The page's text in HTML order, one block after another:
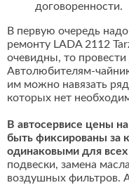
договоренности.
В первую очередь
ремонту LADA 2112
очевидны, то
Автолюбителям-
им можно навязать
которых нет
В автосервисе цены
быть фиксированы за
одинаковыми для всех
подвески, замена
воздушных фильтров.